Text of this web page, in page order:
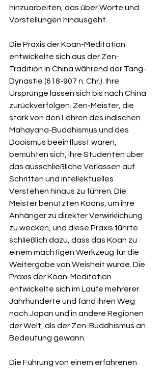
hinzuarbeiten, das über Worte und
Vorstellungen hinausgeht.
Die Praxis der Koan-Meditation
entwickelte sich aus der Zen-
Tradition in China während der Tang-
Dynastie (618-907 n. Chr.). Ihre
Ursprünge lassen sich bis nach China
zurückverfolgen. Zen-Meister, die
stark von den Lehren des indischen
Mahayana-Buddhismus und des
Daoismus beeinflusst waren,
bemühten sich, ihre Studenten über
das ausschließliche Verlassen auf
Schriften und intellektuelles
Verstehen hinaus zu führen. Die
Meister benutzten Koans, um ihre
Anhänger zu direkter Verwirklichung
zu wecken, und diese Praxis führte
schließlich dazu, dass das Koan zu
einem mächtigen Werkzeug für die
Weitergabe von Weisheit wurde. Die
Praxis der Koan-Meditation
entwickelte sich im Laufe mehrerer
Jahrhunderte und fand ihren Weg
nach Japan und in andere Regionen
der Welt, als der Zen-Buddhismus an
Bedeutung gewann.
Die Führung von einem erfahrenen